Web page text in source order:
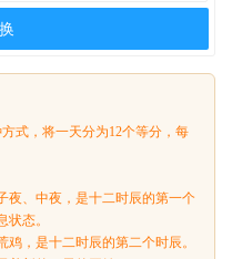
式，将一天分为12个等分，每
夜、中夜，是十二时辰的第一个
态。
鸡，是十二时辰的第二个时辰。